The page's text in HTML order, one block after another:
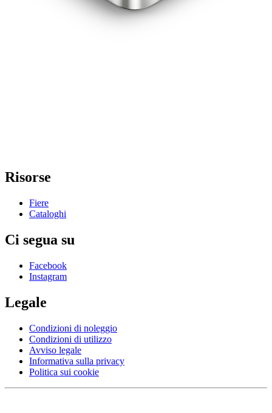
Risorse
Fiere
Cataloghi
Ci segua su
Facebook
Instagram
Legale
Condizioni di noleggio
Condizioni di utilizzo
Avviso legale
Informativa sulla privacy
Politica sui cookie